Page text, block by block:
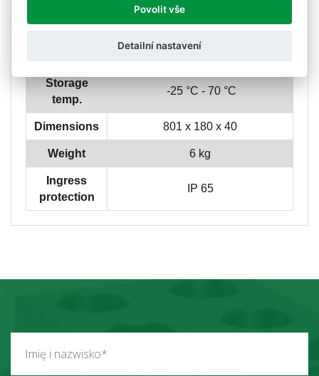
-25 °C - 45 °C
Storage
temp.
-25 °C - 70 °C
Dimensions 801 x 180 x 40
Weight 6 kg
Ingress
protection
IP 65
Povolit vše
Detailní nastavení